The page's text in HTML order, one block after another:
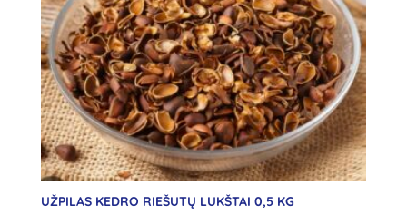
UŽPILAS KEDRO RIEŠUTŲ LUKŠTAI 0,5 KG